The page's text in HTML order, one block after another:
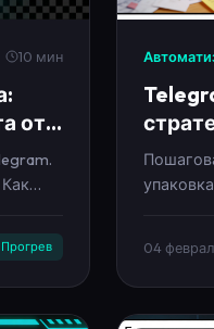
10 мин
от
Прогрев
от
04